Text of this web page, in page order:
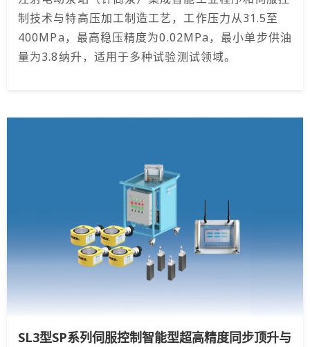
制技术与特高压加工制造工艺，工作压力从31.5至
400MPa，最高稳压精度为0.02MPa，最小单步供油
量为3.8纳升，适用于多种试验测试领域。
SL3型SP系列伺服控制智能型超高精度同步顶升与